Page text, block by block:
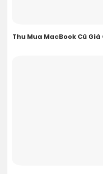
Thu Mua MacBook Cũ Giá